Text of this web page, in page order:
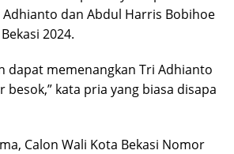
dan Abdul Harris Bobihoe
2024.
dapat memenangkan Tri Adhianto
besok,” kata pria yang biasa disapa
Calon Wali Kota Bekasi Nomor